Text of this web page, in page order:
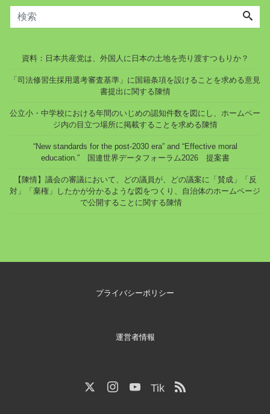
資料：日本共産党は、外国人に日本の土地を売り渡すつもりか？
「司法修習生採用選考審査基準」に国籍条項を設けることを求める意見
書提出に関する陳情
公立小・中学校における年間のいじめの認知件数を図にし、ホームペー
ジ内の目立つ場所に掲載することを求める陳情
“New standards for the post-2030 era” and “Effective moral
education.” 国連世界データフォーラム2026 提案書
【陳情】議会の審議において、どの議員が、どの議案に「賛成」「反
対」「棄権」したかが分かるような図をつくり、自治体のホームページ
で公開することに関する陳情
プライバシーポリシー
運営者情報
Tik